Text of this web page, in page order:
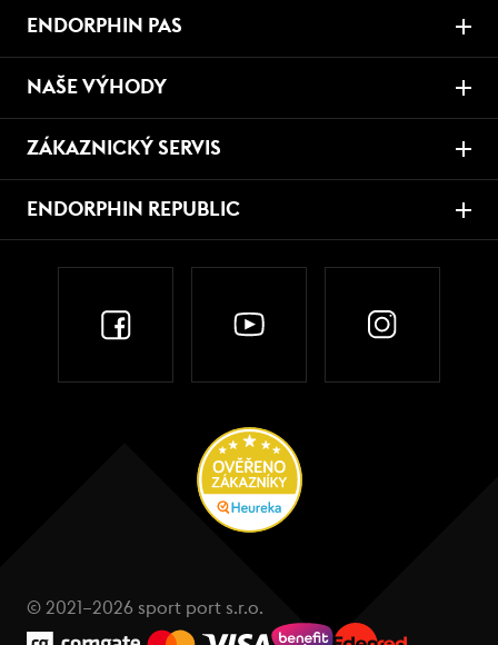
ENDORPHIN PAS
NAŠE VÝHODY
ZÁKAZNICKÝ SERVIS
ENDORPHIN REPUBLIC
© 2021–2026 sport port s.r.o.